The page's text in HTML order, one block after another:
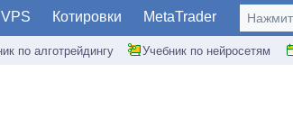
VPS Котировки MetaTrader
по алготрейдингу Учебник по нейросетям